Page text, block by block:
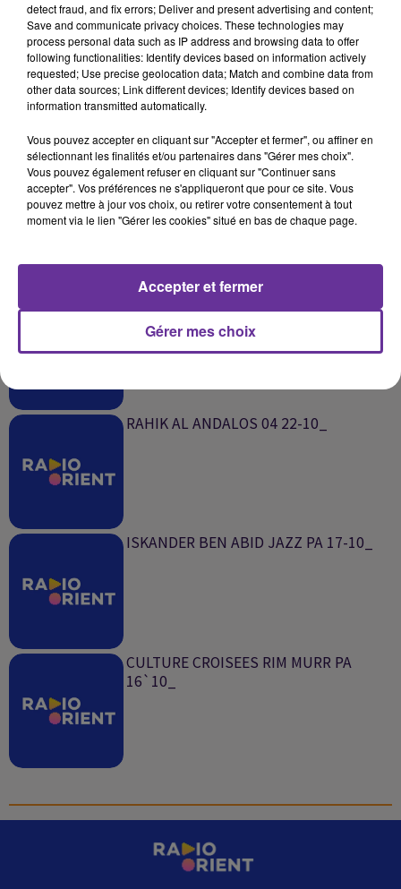
SUR LE MÊME SUJET
MILAF FI OSBOU3- SARA 31-10_
RAHIK AL ANDALOS 04 22-10_
ISKANDER BEN ABID JAZZ PA 17-10_
CULTURE CROISEES RIM MURR PA
16`10_
detect fraud, and fix errors; Deliver and present advertising and content;
Save and communicate privacy choices. These technologies may
process personal data such as IP address and browsing data to offer
following functionalities: Identify devices based on information actively
requested; Use precise geolocation data; Match and combine data from
other data sources; Link different devices; Identify devices based on
information transmitted automatically.
Vous pouvez accepter en cliquant sur "Accepter et fermer", ou affiner en
sélectionnant les finalités et/ou partenaires dans "Gérer mes choix".
Vous pouvez également refuser en cliquant sur "Continuer sans
accepter". Vos préférences ne s'appliqueront que pour ce site. Vous
pouvez mettre à jour vos choix, ou retirer votre consentement à tout
moment via le lien "Gérer les cookies" situé en bas de chaque page.
Gérer mes choix
Accepter et fermer